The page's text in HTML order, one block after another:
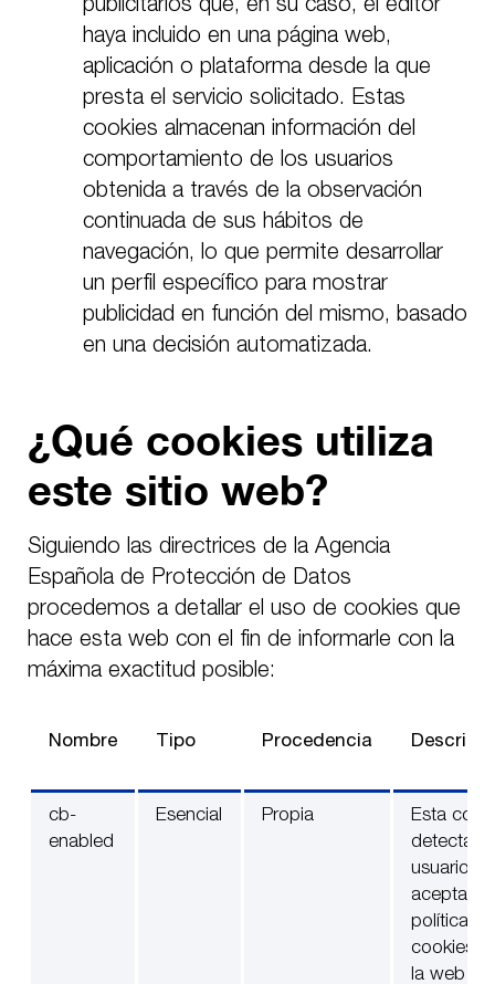
publicitarios que, en su caso, el editor
haya incluido en una página web,
aplicación o plataforma desde la que
presta el servicio solicitado. Estas
cookies almacenan información del
comportamiento de los usuarios
obtenida a través de la observación
continuada de sus hábitos de
navegación, lo que permite desarrollar
un perfil específico para mostrar
publicidad en función del mismo, basado
en una decisión automatizada.
¿Qué cookies utiliza
este sitio web?
Siguiendo las directrices de la Agencia
Española de Protección de Datos
procedemos a detallar el uso de cookies que
hace esta web con el fin de informarle con la
máxima exactitud posible:
Nombre Tipo Procedencia
cb-
enabled
Esencial Propia
Esta
detecta si
usuario ha
aceptado
política de
cookies
la web y